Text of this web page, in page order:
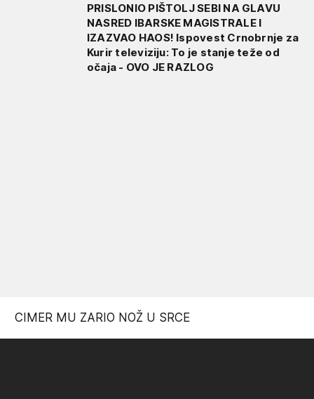
PRISLONIO PIŠTOLJ SEBI NA GLAVU
NASRED IBARSKE MAGISTRALE I
IZAZVAO HAOS! Ispovest Crnobrnje za
Kurir televiziju: To je stanje teže od
očaja - OVO JE RAZLOG
CIMER MU ZARIO NOŽ U SRCE